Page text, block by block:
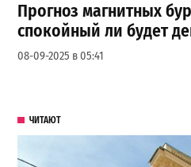
Прогноз магнитных
спокойный ли будет
08-09-2025 в 05:41
ЧИТАЮТ